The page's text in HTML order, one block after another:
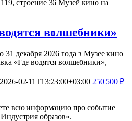
строение 36 Музей кино на
волшебники»
31 декабря 2026 года в Музее кино
«Где водятся волшебники»,
2026-02-11T13:23:00+03:00 250 500 ₽
всю информацию про событие
образов».